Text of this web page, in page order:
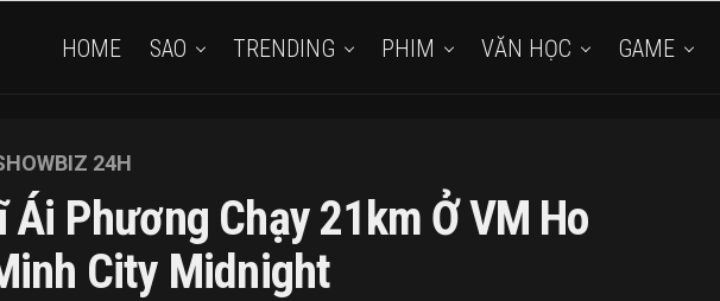
HOME SAO TRENDING PHIM VĂN HỌC GAME
24H
Ái Phương Chạy 21km Ở VM Ho
City Midnight